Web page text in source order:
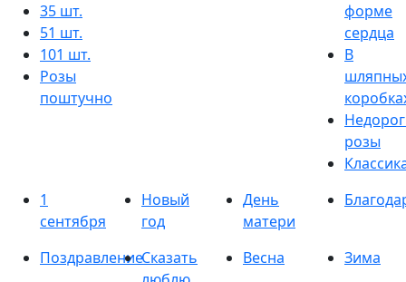
35 шт.
51 шт.
101 шт.
Розы
поштучно
форме
сердца
В
розы
1
сентября
Новый
год
День
матери
ПоздравлениеСказать
Весна Зима